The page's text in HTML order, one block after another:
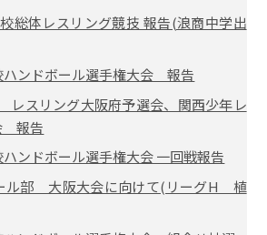
総体レスリング競技 報告(浪商中学出
ンドボール選手権大会 報告
スリング大阪府予選会、関西少年レ
報告
ンドボール選手権大会 一回戦報告
ル部 大阪大会に向けて(リーグH 植